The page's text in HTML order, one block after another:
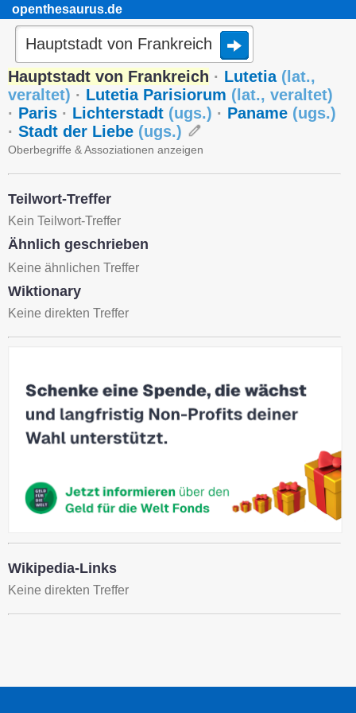
openthesaurus.de
Hauptstadt von Frankreich · Lutetia ( lat.,
veraltet) · Lutetia Parisiorum ( lat., veraltet)
· Paris · Lichterstadt (ugs.) · Paname (ugs.)
· Stadt der Liebe (ugs.)
Oberbegriffe & Assoziationen anzeigen
Teilwort-Treffer
Kein Teilwort-Treffer
Ähnlich geschrieben
Keine ähnlichen Treffer
Wiktionary
Keine direkten Treffer
Wikipedia-Links
Keine direkten Treffer